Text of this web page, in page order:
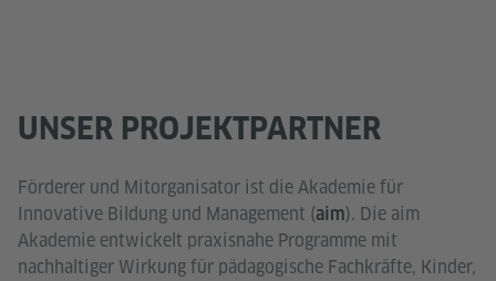
UNSER PROJEKTPARTNER
Förderer und Mitorganisator ist die Akademie für
Innovative Bildung und Management (aim). Die aim
Akademie entwickelt praxisnahe Programme mit
nachhaltiger Wirkung für pädagogische Fachkräfte, Kinder,